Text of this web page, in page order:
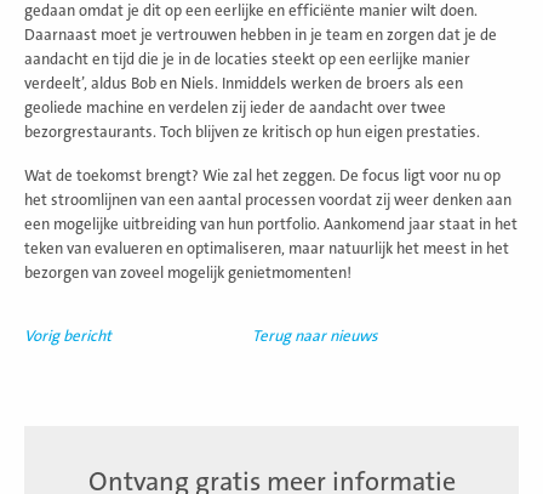
gedaan omdat je dit op een eerlijke en efficiënte manier wilt doen.
Daarnaast moet je vertrouwen hebben in je team en zorgen dat je de
aandacht en tijd die je in de locaties steekt op een eerlijke manier
verdeelt’, aldus Bob en Niels. Inmiddels werken de broers als een
geoliede machine en verdelen zij ieder de aandacht over twee
bezorgrestaurants. Toch blijven ze kritisch op hun eigen prestaties.
Wat de toekomst brengt? Wie zal het zeggen. De focus ligt voor nu op
het stroomlijnen van een aantal processen voordat zij weer denken aan
een mogelijke uitbreiding van hun portfolio. Aankomend jaar staat in het
teken van evalueren en optimaliseren, maar natuurlijk het meest in het
bezorgen van zoveel mogelijk genietmomenten!
Vorig bericht Terug naar nieuws
Ontvang gratis meer informatie